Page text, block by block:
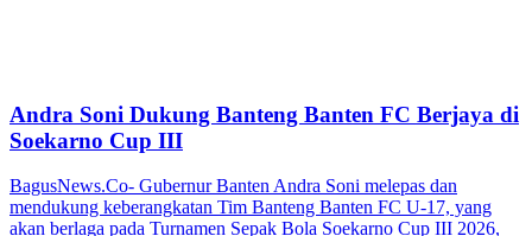
Andra Soni Dukung Banteng Banten FC Berjaya di
Soekarno Cup III
BagusNews.Co- Gubernur Banten Andra Soni melepas dan
mendukung keberangkatan Tim Banteng Banten FC U-17, yang
akan berlaga pada Turnamen Sepak Bola Soekarno Cup III 2026,